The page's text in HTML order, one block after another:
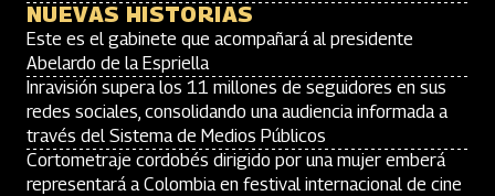
NUEVAS HISTORIAS
Este es el gabinete que acompañará al presidente
Abelardo de la Espriella
Inravisión supera los 11 millones de seguidores en sus
redes sociales, consolidando una audiencia informada a
través del Sistema de Medios Públicos
Cortometraje cordobés dirigido por una mujer emberá
representará a Colombia en festival internacional de cine